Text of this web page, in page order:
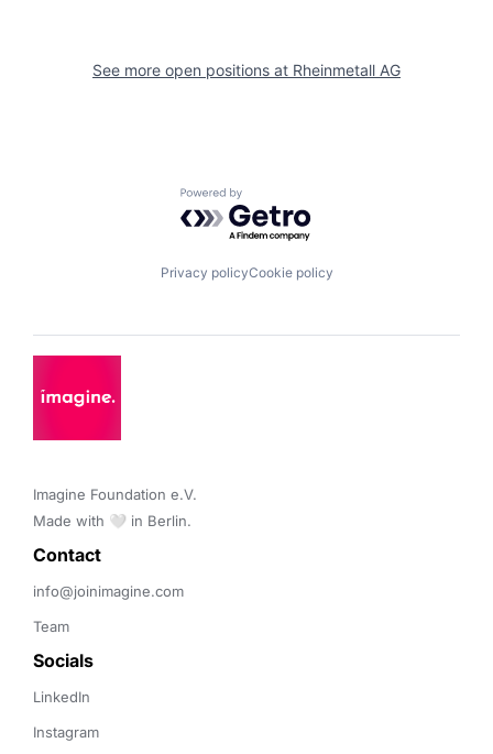
See more open positions at Rheinmetall AG
Powered by Getro.com
Privacy policyCookie policy
Imagine Foundation e.V.
Made with 🤍 in Berlin.
Contact
info@joinimagine.com
Team
Socials
LinkedIn
Instagram